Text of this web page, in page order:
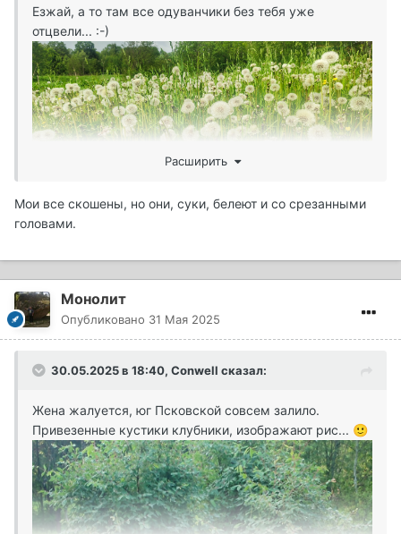
Езжай, а то там все одуванчики без тебя уже
отцвели... :-)
Расширить
Мои все скошены, но они, суки, белеют и со срезанными
головами.
Монолит
Опубликовано 31 Мая 2025
30.05.2025 в 18:40, Conwell сказал:
Жена жалуется, юг Псковской совсем залило.
Привезенные кустики клубники, изображают рис... 🙂